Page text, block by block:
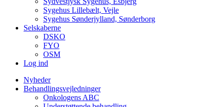
Sygehus Lillebælt, Vejle
Sygehus Sønderjylland, Sønderborg
Selskaberne
DSKO
FYO
OSM
Log ind
Nyheder
Behandlingsvejledninger
Onkologens ABC